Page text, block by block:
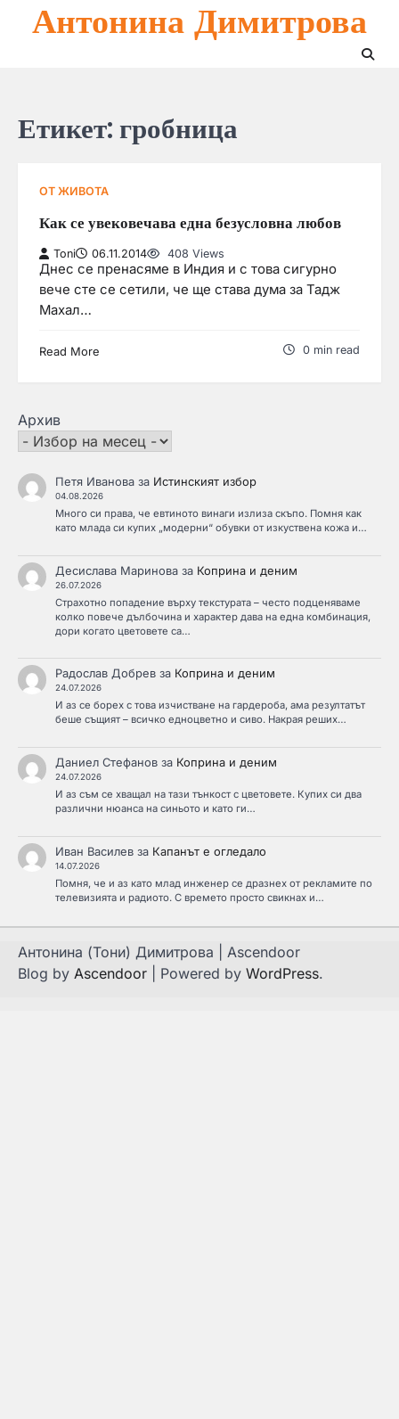
Антонина Димитрова
Етикет:гробница
ОТ ЖИВОТА
Как се увековечава една безусловна любов
Toni 06.11.2014 408 Views
Днес се пренасяме в Индия и с това сигурно
вече сте се сетили, че ще става дума за Тадж
Махал…
Read More 0 min read
Архив
Петя Ивановаза Истинският избор
04.08.2026
Много си права, че евтиното винаги излиза скъпо. Помня как
като млада си купих „модерни“ обувки от изкуствена кожа и…
Десислава Мариноваза Коприна и деним
26.07.2026
Страхотно попадение върху текстурата – често подценяваме
колко повече дълбочина и характер дава на една комбинация,
дори когато цветовете са…
Радослав Добревза Коприна и деним
24.07.2026
И аз се борех с това изчистване на гардероба, ама резултатът
беше същият – всичко едноцветно и сиво. Накрая реших…
Даниел Стефановза Коприна и деним
24.07.2026
И аз съм се хващал на тази тънкост с цветовете. Купих си два
различни нюанса на синьото и като ги…
Иван Василевза Капанът е огледало
14.07.2026
Помня, че и аз като млад инженер се дразнех от рекламите по
телевизията и радиото. С времето просто свикнах и…
Антонина (Тони) Димитрова | Ascendoor
Blog by Ascendoor | Powered by WordPress.